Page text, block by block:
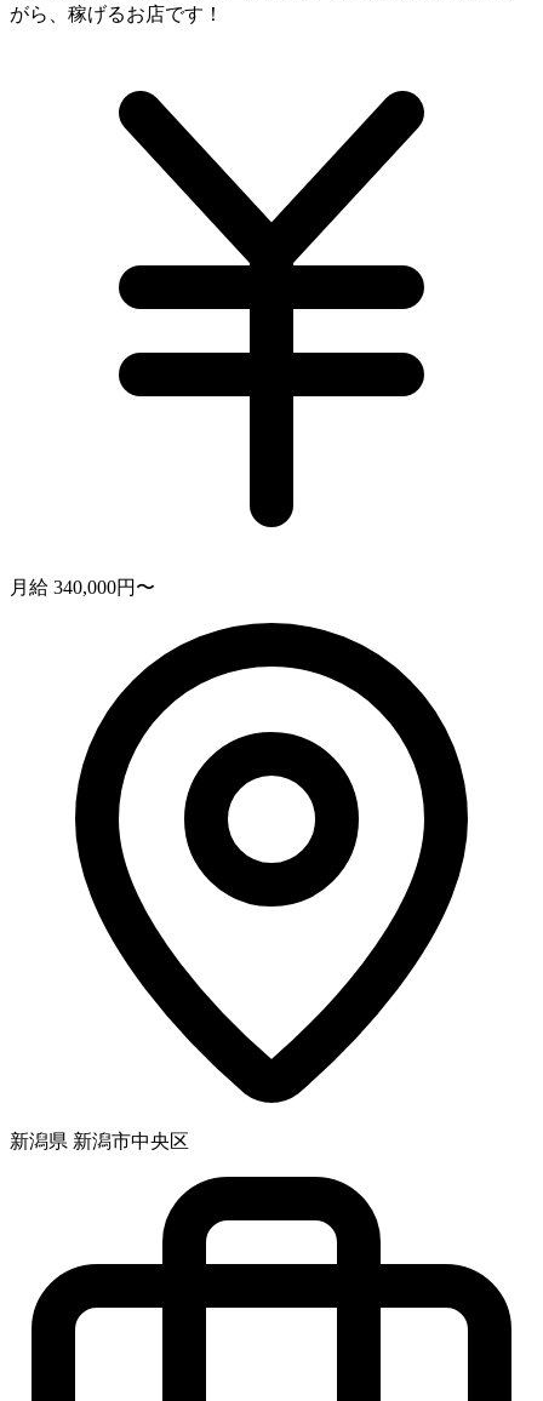
がら、稼げるお店です！
月給 340,000円〜
新潟県 新潟市中央区